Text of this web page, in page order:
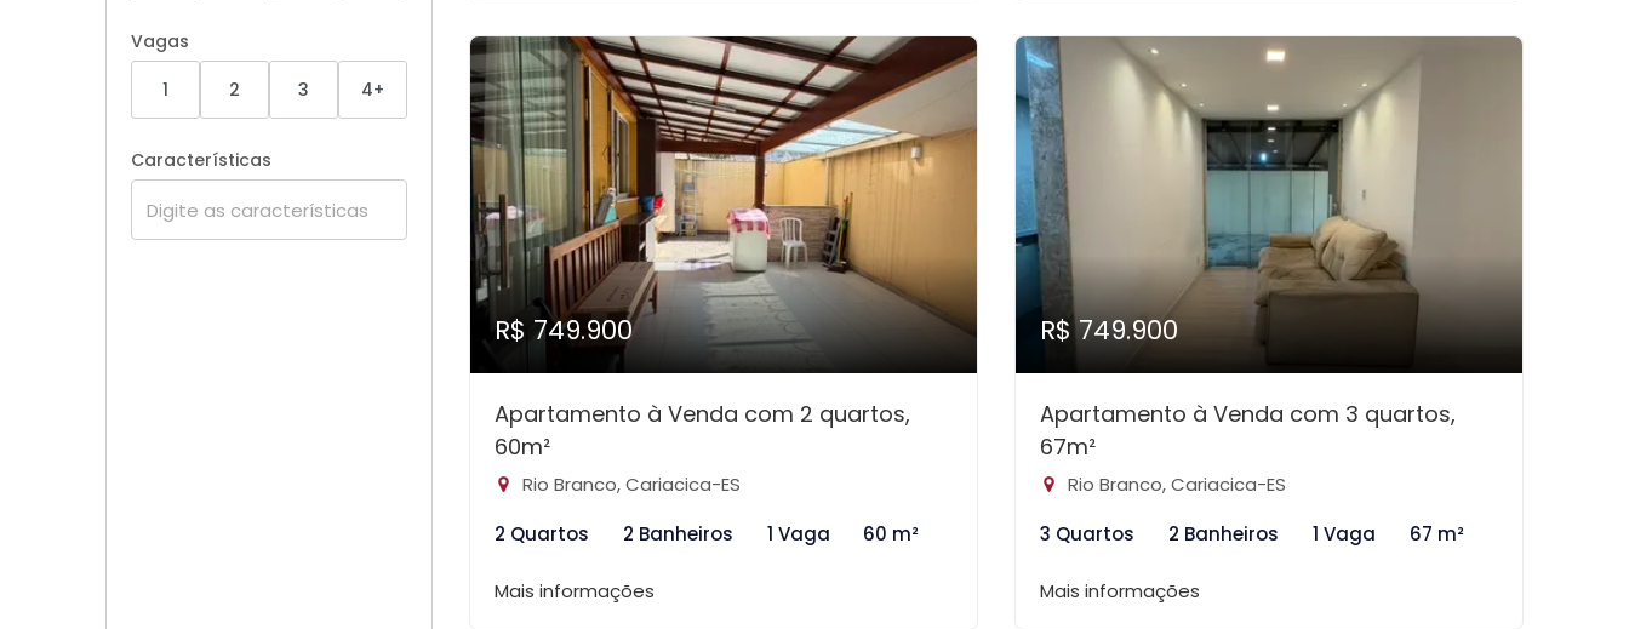
Vagas
1
2 3 4+
Características
R$ 749.900
Apartamento à Venda com 2 quartos,
60m²
Rio Branco, Cariacica-ES
2 Quartos
2 Banheiros 1 Vaga 60 m²
Mais informações
R$ 749.900
Apartamento à Venda com 3 quartos,
67m²
Rio Branco, Cariacica-ES
3 Quartos
2 Banheiros 1 Vaga 67 m²
Mais informações